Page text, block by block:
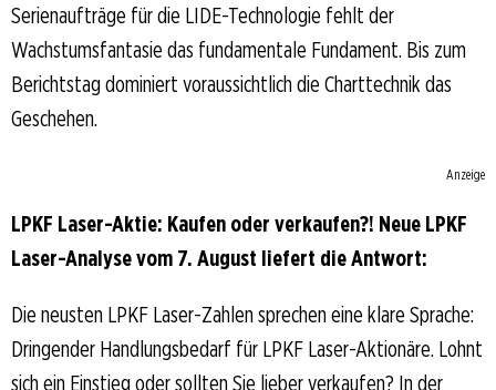
Serienaufträge für die LIDE-Technologie fehlt der
Wachstumsfantasie das fundamentale Fundament. Bis zum
Berichtstag dominiert voraussichtlich die Charttechnik das
Geschehen.
Anzeige
LPKF Laser-Aktie: Kaufen oder verkaufen?! Neue LPKF
Laser-Analyse vom 7. August liefert die Antwort:
Die neusten LPKF Laser-Zahlen sprechen eine klare Sprache:
Dringender Handlungsbedarf für LPKF Laser-Aktionäre. Lohnt
sich ein Einstieg oder sollten Sie lieber verkaufen? In der